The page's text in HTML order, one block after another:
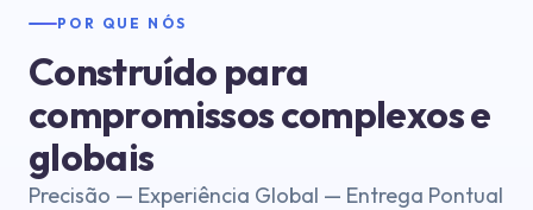
POR QUE NÓS
Construído para
compromissos complexos e
globais
Precisão — Experiência Global — Entrega Pontual